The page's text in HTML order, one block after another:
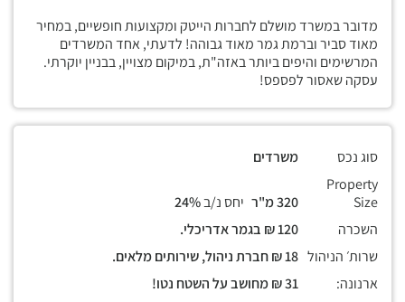
מדובר במשרד מושלם לחברות הייטק ומקצועות חופשיים, במחיר
מאוד סביר וברמת גמר מאוד גבוהה! לדעתי, אחד המשרדים
המרשימים והיפים ביותר באזה"ת, במיקום מצויין, בבניין יוקרתי.
עסקה שאסור לפספס!
סוג נכס
משרדים
Property
Size
יחס נ/ב
השכרה
שרות׳ הניהול
ארנונה: